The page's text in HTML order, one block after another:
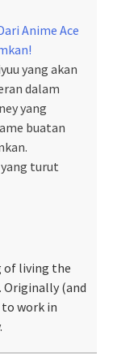
Anime Ace
yang akan
dalam
yang
buatan
yang turut
of living the
(and
to work in